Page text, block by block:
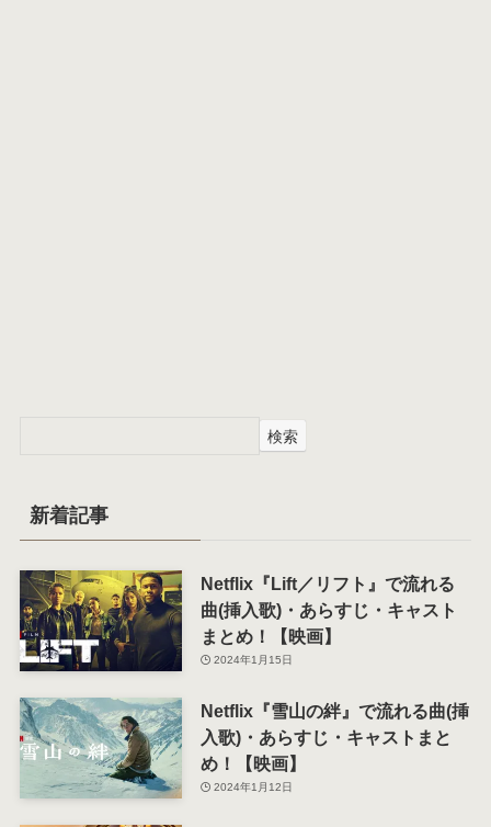
検索
新着記事
Netflix『Lift／リフト』で流れる
曲(挿入歌)・あらすじ・キャスト
まとめ！【映画】
2024年1月15日
Netflix『雪山の絆』で流れる曲(挿
入歌)・あらすじ・キャストまと
め！【映画】
2024年1月12日